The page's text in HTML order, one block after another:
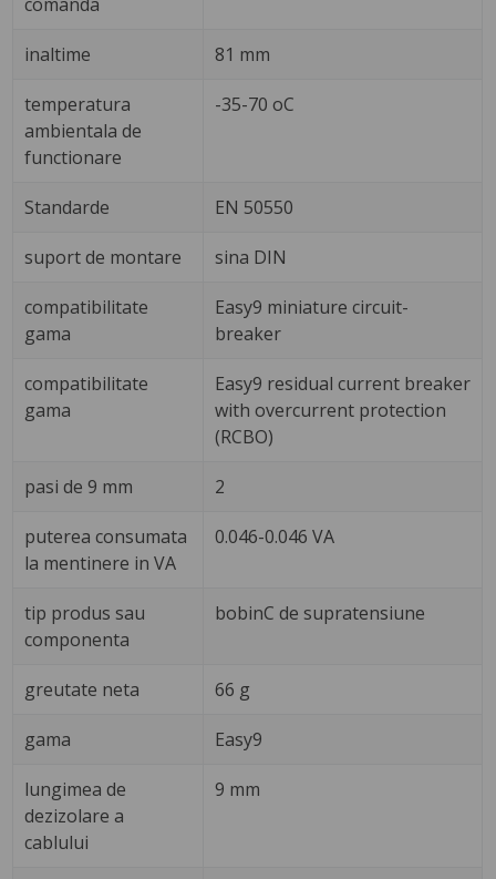
inaltime 81 mm
temperatura
ambientala de
functionare
-35-70 oC
Standarde EN 50550
suport de montare sina DIN
compatibilitate
gama
Easy9 miniature circuit-
breaker
compatibilitate
gama
Easy9 residual current breaker
with overcurrent protection
(RCBO)
pasi de 9 mm 2
puterea consumata
la mentinere in VA
0.046-0.046 VA
tip produs sau
componenta
bobinC de supratensiune
greutate neta 66 g
gama Easy9
lungimea de
dezizolare a
cablului
9 mm